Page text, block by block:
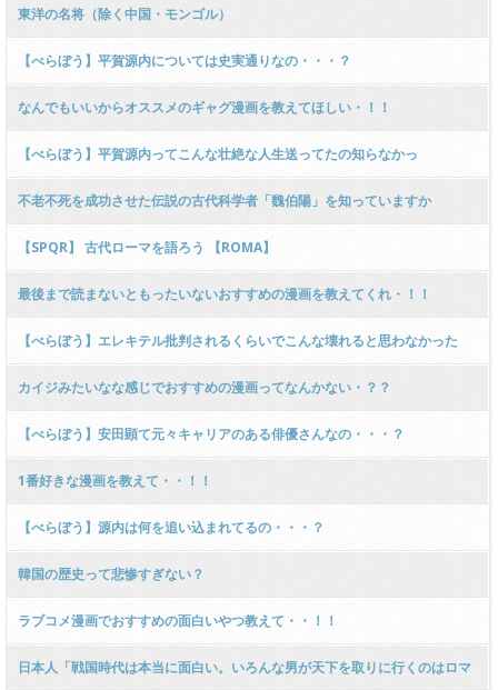
東洋の名将（除く中国・モンゴル）
【べらぼう】平賀源内については史実通りなの・・・？
なんでもいいからオススメのギャグ漫画を教えてほしい・！！
【べらぼう】平賀源内ってこんな壮絶な人生送ってたの知らなかっ
た・・・・
不老不死を成功させた伝説の古代科学者「魏伯陽」を知っていますか
【SPQR】 古代ローマを語ろう 【ROMA】
最後まで読まないともったいないおすすめの漫画を教えてくれ・！！
【べらぼう】エレキテル批判されるくらいでこんな壊れると思わなかった
な・・・・
カイジみたいなな感じでおすすめの漫画ってなんかない・？？
【べらぼう】安田顕て元々キャリアのある俳優さんなの・・・？
1番好きな漫画を教えて・・！！
【べらぼう】源内は何を追い込まれてるの・・・？
韓国の歴史って悲惨すぎない？
ラブコメ漫画でおすすめの面白いやつ教えて・・！！
日本人「戦国時代は本当に面白い。いろんな男が天下を取りに行くのはロマ